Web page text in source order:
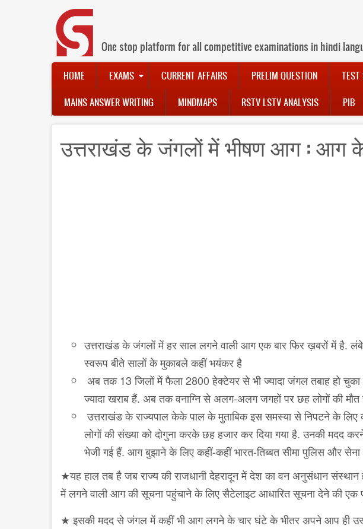
One stop platform for all competitive examinations in hindi
Main
navigation
HOME EXAMS CURRENT AFFAIRS PRELIM QUESTION TEST
MAINS ANSWER WRITING MINDMAPS RSTV LSTV ANALYSIS PIB
उत्तराखंड के जंगलों में भीषण आग : आग
उत्तराखंड के जंगलों में हर साल लगने वाली आग एक बार फिर ख़बरों में है.
स्वरूप बीते सालों के मुकाबले कहीं भयंकर है
अब तक 13 जिलों में फैला 2800 हेक्टेयर से भी ज्यादा जंगल तबाह हो चुका
ज्यादा खराब हैं. अब तक वनाग्नि से अलग-अलग जगहों पर छह लोगों की
उत्तराखंड के राज्यपाल केके पाल के मुताबिक इस समस्या से निपटने के
लोगों की संख्या को दोगुना करके छह हजार कर दिया गया है. उनकी मदद
भेजी गई हैं. आग बुझाने के लिए कहीं-कहीं भारत-तिब्बत सीमा पुलिस और सेना
★यह हाल तब है जब राज्य की राजधानी देहरादून में देश का वन अनुसंधान
में लगने वाली आग की सूचना पहुंचाने के लिए सैटेलाइट आधारित सूचना देने की एक
★ इसकी मदद से जंगल में कहीं भी आग लगने के चार घंटे के भीतर अपने आप ही